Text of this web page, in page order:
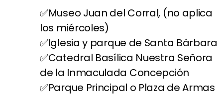
Museo Juan del Corral, (no aplica
los miércoles)
Iglesia y parque de Santa Bárbara
Catedral Basílica Nuestra Señora
de la Inmaculada Concepción
Parque Principal o Plaza de Armas